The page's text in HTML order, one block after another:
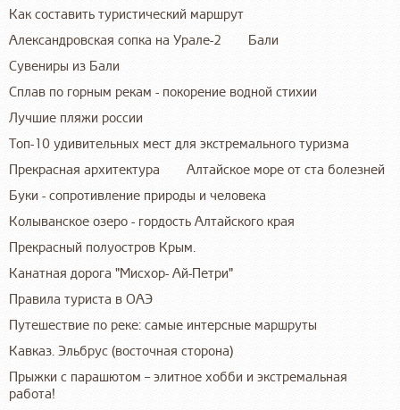
Как составить туристический маршрут
Александровская сопка на Урале-2
Бали
Сувениры из Бали
Сплав по горным рекам - покорение водной стихии
Лучшие пляжи россии
Топ-10 удивительных мест для экстремального туризма
Прекрасная архитектура
Алтайское море от ста болезней
Буки - сопротивление природы и человека
Колыванское озеро - гордость Алтайского края
Прекрасный полуостров Крым.
Канатная дорога "Мисхор- Ай-Петри"
Правила туриста в ОАЭ
Путешествие по реке: самые интерсные маршруты
Кавказ. Эльбрус (восточная сторона)
Прыжки с парашютом – элитное хобби и экстремальная
работа!